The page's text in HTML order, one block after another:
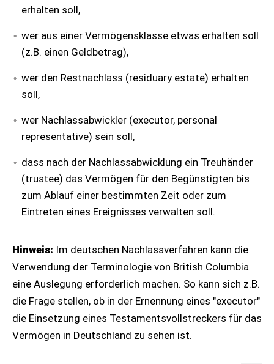
erhalten soll,
wer aus einer Vermögensklasse etwas erhalten soll
(z.B. einen Geldbetrag),
wer den Restnachlass (residuary estate) erhalten
soll,
wer Nachlassabwickler (executor, personal
representative) sein soll,
dass nach der Nachlassabwicklung ein Treuhänder
(trustee) das Vermögen für den Begünstigten bis
zum Ablauf einer bestimmten Zeit oder zum
Eintreten eines Ereignisses verwalten soll.
Hinweis: Im deutschen Nachlassverfahren kann die
Verwendung der Terminologie von British Columbia
eine Auslegung erforderlich machen. So kann sich z.B.
die Frage stellen, ob in der Ernennung eines "executor"
die Einsetzung eines Testamentsvollstreckers für das
Vermögen in Deutschland zu sehen ist.